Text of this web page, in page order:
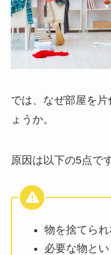
では、なぜ部屋を
ょうか。
原因は以下の5点です
物を捨てら
必要な物と